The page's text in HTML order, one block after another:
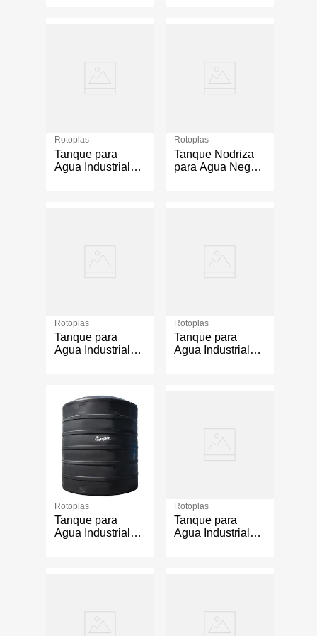
Rotoplas
Tanque para
Agua Industrial
Rotoplas
Tanque Nodriza
para Agua Negro
Rotoplas
Tanque para
Agua Industrial
Rotoplas
Tanque para
Agua Industrial
Rotoplas
Tanque para
Agua Industrial
Rotoplas
Tanque para
Agua Industrial